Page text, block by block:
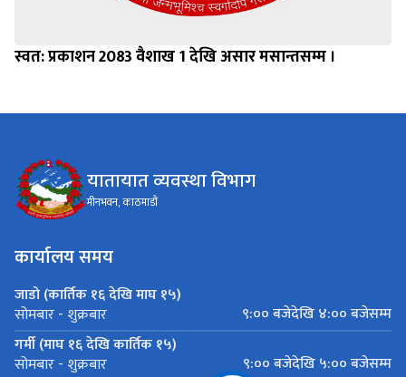
स्वत: प्रकाशन 2083 वैशाख 1 देखि असार मसान्तसम्म ।
यातायात व्यवस्था विभाग
मीनभवन, काठमाडौं
कार्यालय समय
जाडो (कार्तिक १६ देखि माघ १५)
सोमबार - शुक्रबार
९:०० बजेदेखि ४:०० बजेसम्म
गर्मी (माघ १६ देखि कार्तिक १५)
सोमबार - शुक्रबार ९:०० बजेदेखि ५:०० बजेसम्म